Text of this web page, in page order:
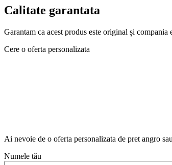
Calitate garantata
Garantam ca acest produs este original și compania
Cere o oferta personalizata
Ai nevoie de o oferta personalizata de pret angro
Numele tău